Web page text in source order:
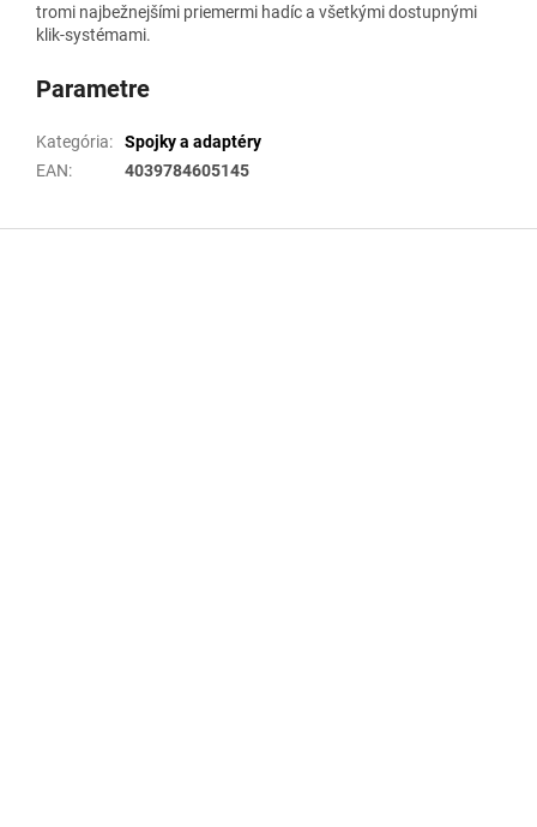
tromi najbežnejšími priemermi hadíc a všetkými dostupnými
klik-systémami.
Parametre
Kategória:
Spojky a adaptéry
EAN: 4039784605145